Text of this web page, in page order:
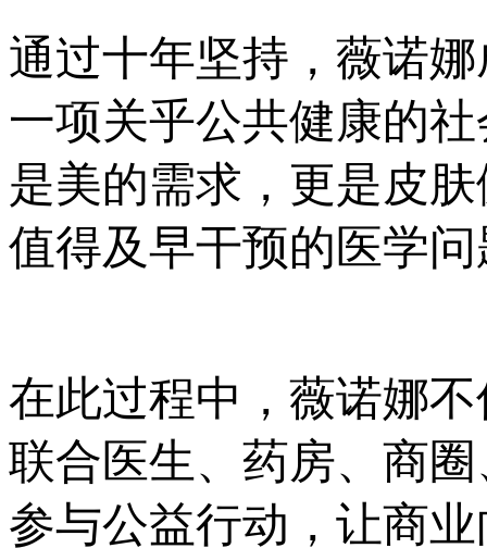
通过十年坚持，薇诺
一项关乎公共健康的
是美的需求，更是皮
值得及早干预的医学
在此过程中，薇诺娜
联合医生、药房、商
参与公益行动，让商